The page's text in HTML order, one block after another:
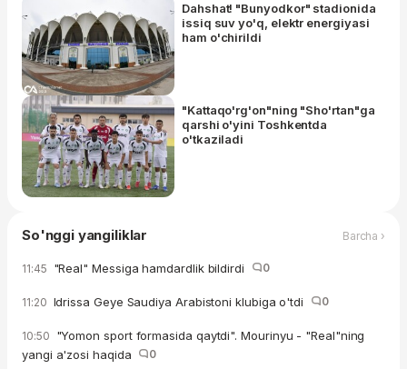
Dahshat! "Bunyodkor" stadionida
issiq suv yo'q, elektr energiyasi
ham o'chirildi
"Kattaqo'rg'on"ning "Sho'rtan"ga
qarshi o'yini Toshkentda
o'tkaziladi
So'nggi yangiliklar Barcha ›
11:45 "Real" Messiga hamdardlik bildirdi 0
11:20 Idrissa Geye Saudiya Arabistoni klubiga o'tdi 0
10:50 "Yomon sport formasida qaytdi". Mourinyu - "Real"ning
yangi a'zosi haqida
0